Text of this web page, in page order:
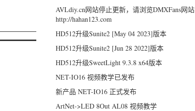
AVLdiy.cn网站停止更新，请浏览DMXFans网站
http://hahan123.com
HD512升级Sunite2 [May 04 2023]版本
HD512升级Sunite2 [Jun 28 2022]版本
HD512升级SweetLight 9.3.8 x64版本
NET-IO16 视频教学已发布
新产品 NET-IO16 正式发布
ArtNet->LED 8Out AL08 视频教学